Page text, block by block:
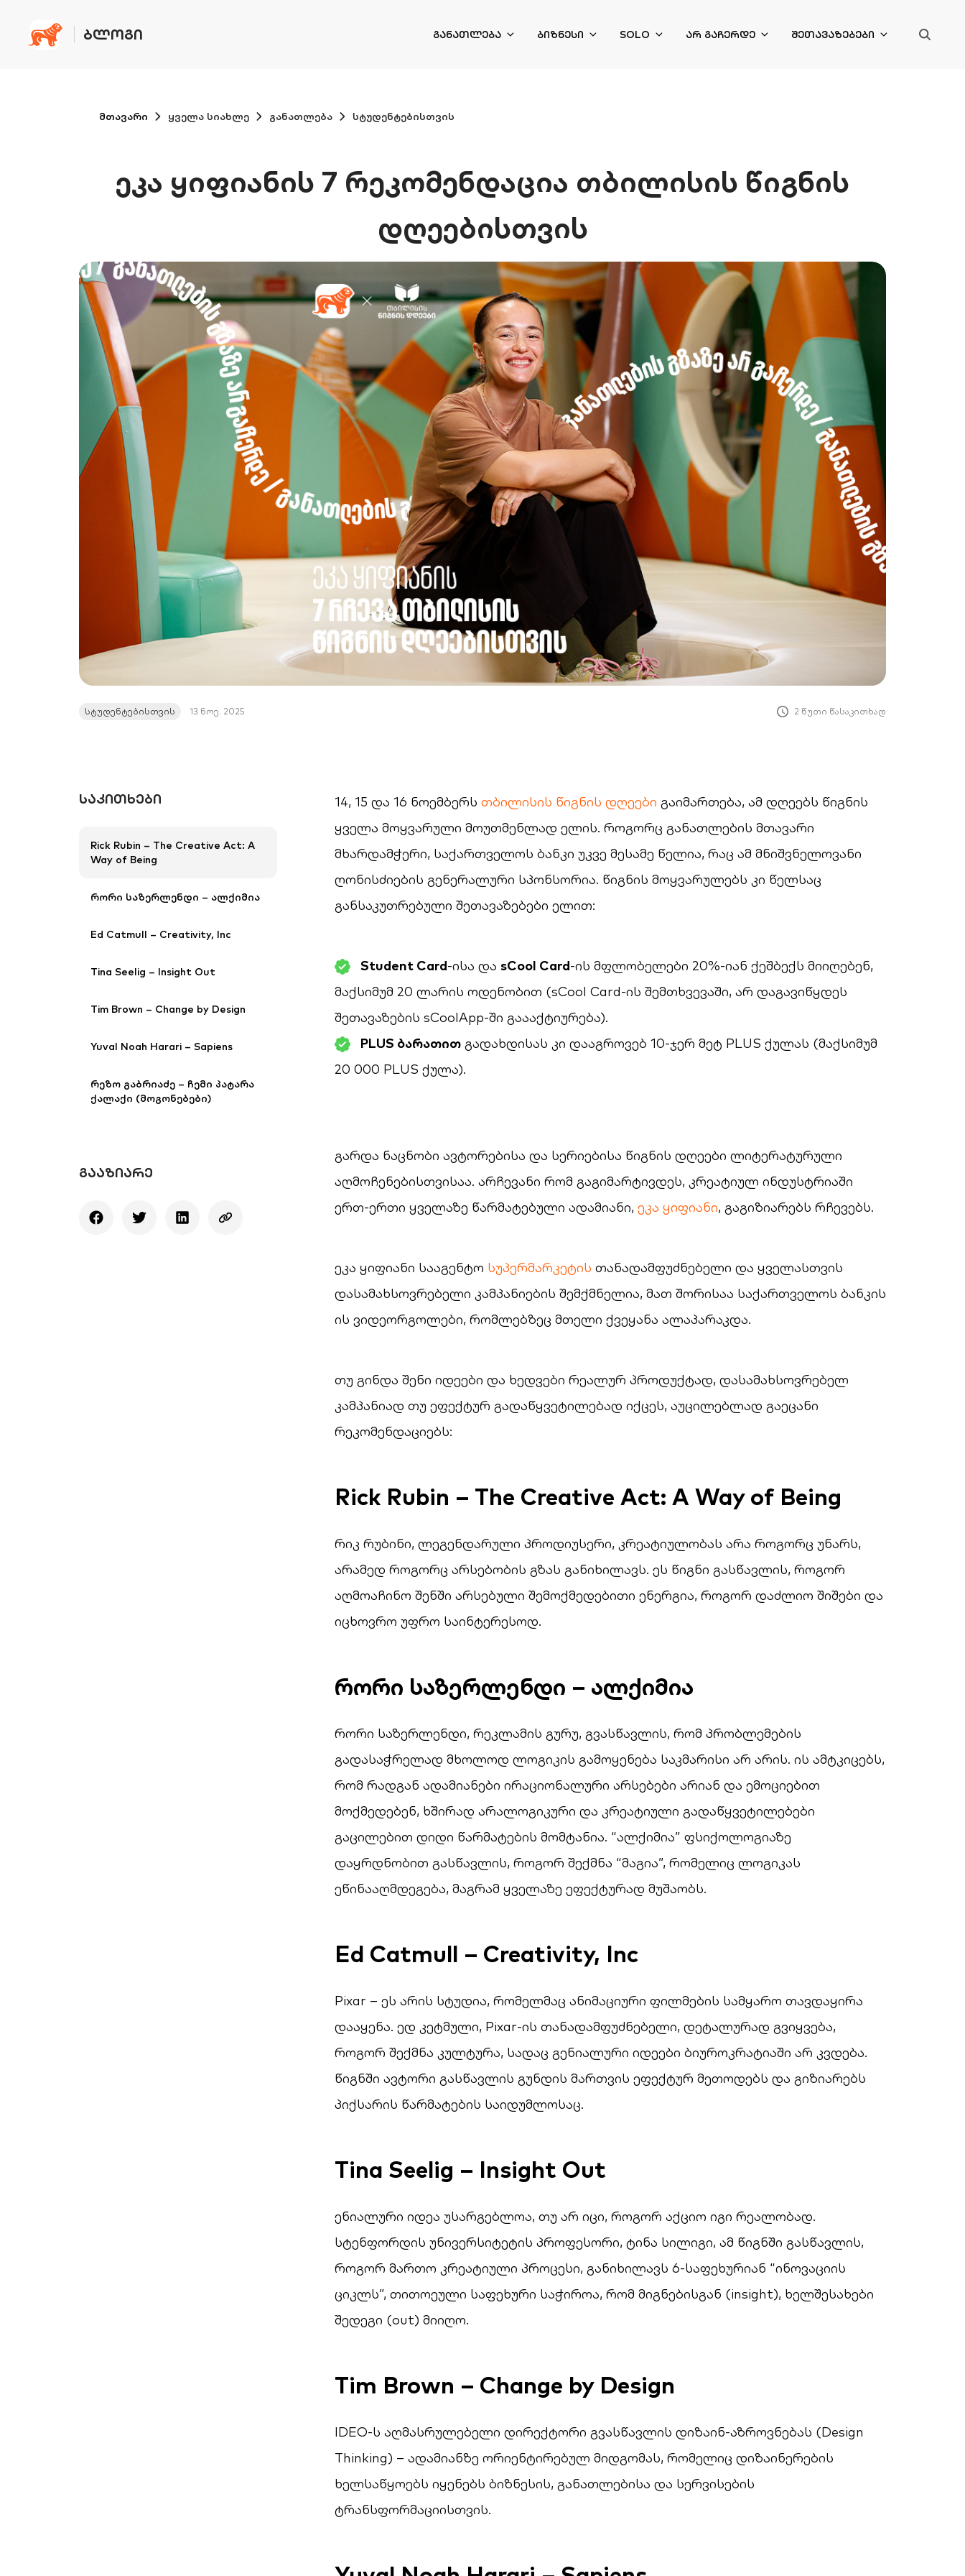
ᲑᲚᲝᲒᲘ ᲒᲐᲜᲐᲗᲚᲔᲑᲐ ᲑᲘᲖᲜᲔᲡᲘ SOLO ᲐᲠ ᲒᲐᲩᲔᲠᲓᲔ ᲨᲔᲗᲐᲕᲐᲖᲔᲑᲔᲑᲘ
მთავარი ყველა სიახლე განათლება სტუდენტებისთვის
ეკა ყიფიანის 7 რეკომენდაცია თბილისის წიგნის
დღეებისთვის
სტუდენტებისთვის 13 ნოე. 2025 2 წუთი წასაკითხად
ᲡᲐᲙᲘᲗᲮᲔᲑᲘ
Rick Rubin – The Creative Act: A
Way of Being
რორი საზერლენდი – ალქიმია
Ed Catmull – Creativity, Inc
Tina Seelig – Insight Out
Tim Brown – Change by Design
Yuval Noah Harari – Sapiens
რეზო გაბრიაძე – ჩემი პატარა
ქალაქი (მოგონებები)
ᲒᲐᲐᲖᲘᲐᲠᲔ
14, 15 და 16 ნოემბერს თბილისის წიგნის დღეები გაიმართება, ამ დღეებს წიგნის
ყველა მოყვარული მოუთმენლად ელის. როგორც განათლების მთავარი
მხარდამჭერი, საქართველოს ბანკი უკვე მესამე წელია, რაც ამ მნიშვნელოვანი
ღონისძიების გენერალური სპონსორია. წიგნის მოყვარულებს კი წელსაც
განსაკუთრებული შეთავაზებები ელით:
Student Card-ისა და sCool Card-ის მფლობელები 20%-იან ქეშბექს მიიღებენ,
მაქსიმუმ 20 ლარის ოდენობით (sCool Card-ის შემთხვევაში, არ დაგავიწყდეს
შეთავაზების sCoolApp-ში გაააქტიურება).
PLUS ბარათით გადახდისას კი დააგროვებ 10-ჯერ მეტ PLUS ქულას (მაქსიმუმ
20 000 PLUS ქულა).
გარდა ნაცნობი ავტორებისა და სერიებისა წიგნის დღეები ლიტერატურული
აღმოჩენებისთვისაა. არჩევანი რომ გაგიმარტივდეს, კრეატიულ ინდუსტრიაში
ერთ-ერთი ყველაზე წარმატებული ადამიანი, ეკა ყიფიანი, გაგიზიარებს რჩევებს.
ეკა ყიფიანი სააგენტო სუპერმარკეტის თანადამფუძნებელი და ყველასთვის
დასამახსოვრებელი კამპანიების შემქმნელია, მათ შორისაა საქართველოს ბანკის
ის ვიდეორგოლები, რომლებზეც მთელი ქვეყანა ალაპარაკდა.
თუ გინდა შენი იდეები და ხედვები რეალურ პროდუქტად, დასამახსოვრებელ
კამპანიად თუ ეფექტურ გადაწყვეტილებად იქცეს, აუცილებლად გაეცანი
რეკომენდაციებს:
Rick Rubin – The Creative Act: A Way of Being
რიკ რუბინი, ლეგენდარული პროდიუსერი, კრეატიულობას არა როგორც უნარს,
არამედ როგორც არსებობის გზას განიხილავს. ეს წიგნი გასწავლის, როგორ
აღმოაჩინო შენში არსებული შემოქმედებითი ენერგია, როგორ დაძლიო შიშები და
იცხოვრო უფრო საინტერესოდ.
რორი საზერლენდი – ალქიმია
რორი საზერლენდი, რეკლამის გურუ, გვასწავლის, რომ პრობლემების
გადასაჭრელად მხოლოდ ლოგიკის გამოყენება საკმარისი არ არის. ის ამტკიცებს,
რომ რადგან ადამიანები ირაციონალური არსებები არიან და ემოციებით
მოქმედებენ, ხშირად არალოგიკური და კრეატიული გადაწყვეტილებები
გაცილებით დიდი წარმატების მომტანია. “ალქიმია” ფსიქოლოგიაზე
დაყრდნობით გასწავლის, როგორ შექმნა “მაგია”, რომელიც ლოგიკას
ეწინააღმდეგება, მაგრამ ყველაზე ეფექტურად მუშაობს.
Ed Catmull – Creativity, Inc
Pixar – ეს არის სტუდია, რომელმაც ანიმაციური ფილმების სამყარო თავდაყირა
დააყენა. ედ კეტმული, Pixar-ის თანადამფუძნებელი, დეტალურად გვიყვება,
როგორ შექმნა კულტურა, სადაც გენიალური იდეები ბიუროკრატიაში არ კვდება.
წიგნში ავტორი გასწავლის გუნდის მართვის ეფექტურ მეთოდებს და გიზიარებს
პიქსარის წარმატების საიდუმლოსაც.
Tina Seelig – Insight Out
ენიალური იდეა უსარგებლოა, თუ არ იცი, როგორ აქციო იგი რეალობად.
სტენფორდის უნივერსიტეტის პროფესორი, ტინა სილიგი, ამ წიგნში გასწავლის,
როგორ მართო კრეატიული პროცესი, განიხილავს 6-საფეხურიან “ინოვაციის
ციკლს”, თითოეული საფეხური საჭიროა, რომ მიგნებისგან (insight), ხელშესახები
შედეგი (out) მიიღო.
Tim Brown – Change by Design
IDEO-ს აღმასრულებელი დირექტორი გვასწავლის დიზაინ-აზროვნებას (Design
Thinking) – ადამიანზე ორიენტირებულ მიდგომას, რომელიც დიზაინერების
ხელსაწყოებს იყენებს ბიზნესის, განათლებისა და სერვისების
ტრანსფორმაციისთვის.